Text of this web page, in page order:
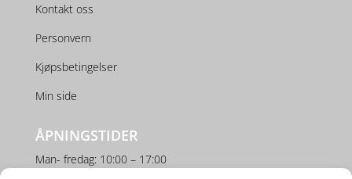
Kontakt oss
Personvern
Kjøpsbetingelser
Min side
ÅPNINGSTIDER
Man- fredag: 10:00 – 17:00